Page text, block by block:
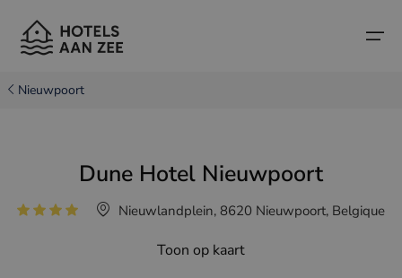
Villes balnéaires populaires
Villes balnéaires populaires
Hôtels à Cadzand (NL)
Hôtels à Knokke (BE)
Pays
Pays
Côte belge
Côte néerlandaise
Nieuwpoort
Dune Hotel Nieuwpoort
Nieuwlandplein, 8620 Nieuwpoort, Belgique
Toon op kaart